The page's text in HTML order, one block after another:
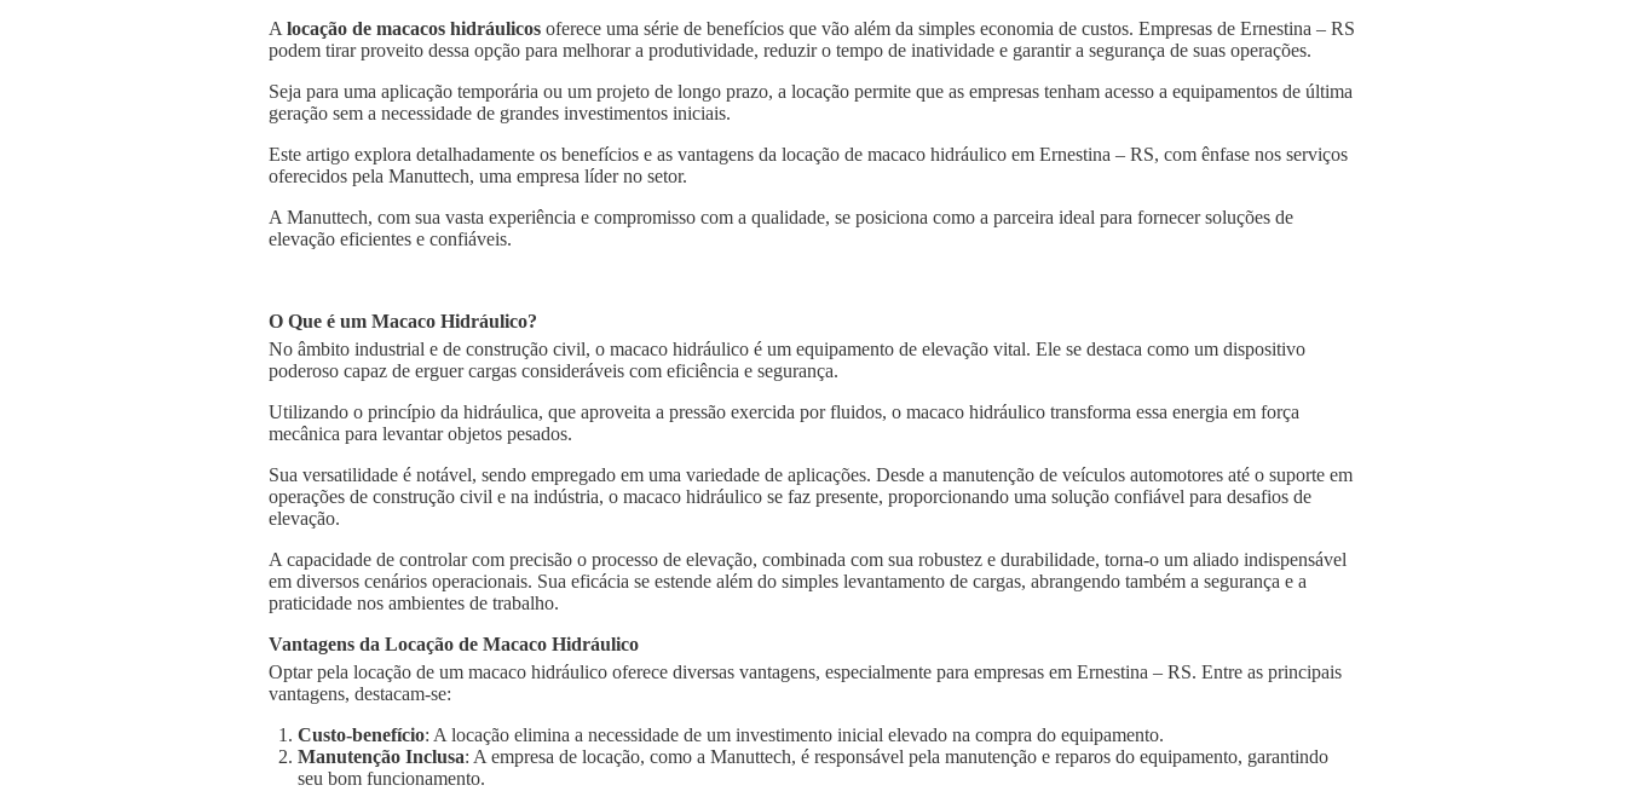
A locação de macacos hidráulicos oferece uma série de benefícios que vão além da simples economia de custos. Empresas de Ernestina – RS
podem tirar proveito dessa opção para melhorar a produtividade, reduzir o tempo de inatividade e garantir a segurança de suas operações.
Seja para uma aplicação temporária ou um projeto de longo prazo, a locação permite que as empresas tenham acesso a equipamentos de última
geração sem a necessidade de grandes investimentos iniciais.
Este artigo explora detalhadamente os benefícios e as vantagens da locação de macaco hidráulico em Ernestina – RS, com ênfase nos serviços
oferecidos pela Manuttech, uma empresa líder no setor.
A Manuttech, com sua vasta experiência e compromisso com a qualidade, se posiciona como a parceira ideal para fornecer soluções de
elevação eficientes e confiáveis.
O Que é um Macaco Hidráulico?
No âmbito industrial e de construção civil, o macaco hidráulico é um equipamento de elevação vital. Ele se destaca como um dispositivo
poderoso capaz de erguer cargas consideráveis com eficiência e segurança.
Utilizando o princípio da hidráulica, que aproveita a pressão exercida por fluidos, o macaco hidráulico transforma essa energia em força
mecânica para levantar objetos pesados.
Sua versatilidade é notável, sendo empregado em uma variedade de aplicações. Desde a manutenção de veículos automotores até o suporte em
operações de construção civil e na indústria, o macaco hidráulico se faz presente, proporcionando uma solução confiável para desafios de
elevação.
A capacidade de controlar com precisão o processo de elevação, combinada com sua robustez e durabilidade, torna-o um aliado indispensável
em diversos cenários operacionais. Sua eficácia se estende além do simples levantamento de cargas, abrangendo também a segurança e a
praticidade nos ambientes de trabalho.
Vantagens da Locação de Macaco Hidráulico
Optar pela locação de um macaco hidráulico oferece diversas vantagens, especialmente para empresas em Ernestina – RS. Entre as principais
vantagens, destacam-se:
Custo-benefício: A locação elimina a necessidade de um investimento inicial elevado na compra do equipamento.
Manutenção Inclusa: A empresa de locação, como a Manuttech, é responsável pela manutenção e reparos do equipamento, garantindo
seu bom funcionamento.